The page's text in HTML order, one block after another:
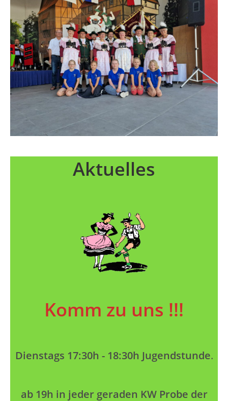
Aktuelles
Komm zu uns !!!
Dienstags 17:30h - 18:30h Jugendstunde.
ab 19h in jeder geraden KW Probe der